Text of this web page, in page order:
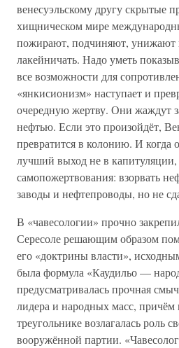
венесуэльскому другу скрытые
хищническом мире
пожирают, подчиняют, унижают
лакейничать. Надо уметь
все возможности для
«янкисионизм» наступает и
очередную жертву. Они жаждут
нефтью. Если это произойдёт,
превратится в колонию. И когда
лучший выход не в капитуляции,
самопожертвования: взорвать
заводы и нефтепроводы, но не
В «чавесологии» прочно
Сересоле решающим образом
его «доктрины власти»,
была формула «Каудильо —
предусматривалась прочная
лидера и народных масс,
треугольнике возлагалась роль
вооружённой партии.